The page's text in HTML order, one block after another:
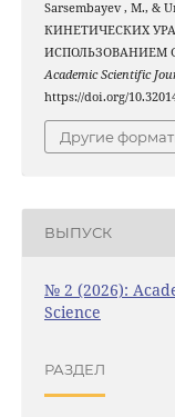
Sarsembayev , M., &
КИНЕТИЧЕСКИХ
ИСПОЛЬЗОВАНИЕМ
Academic Scientific
https://doi.org/
Другие
ВЫПУСК
№ 2 (2026):
Science
РАЗДЕЛ